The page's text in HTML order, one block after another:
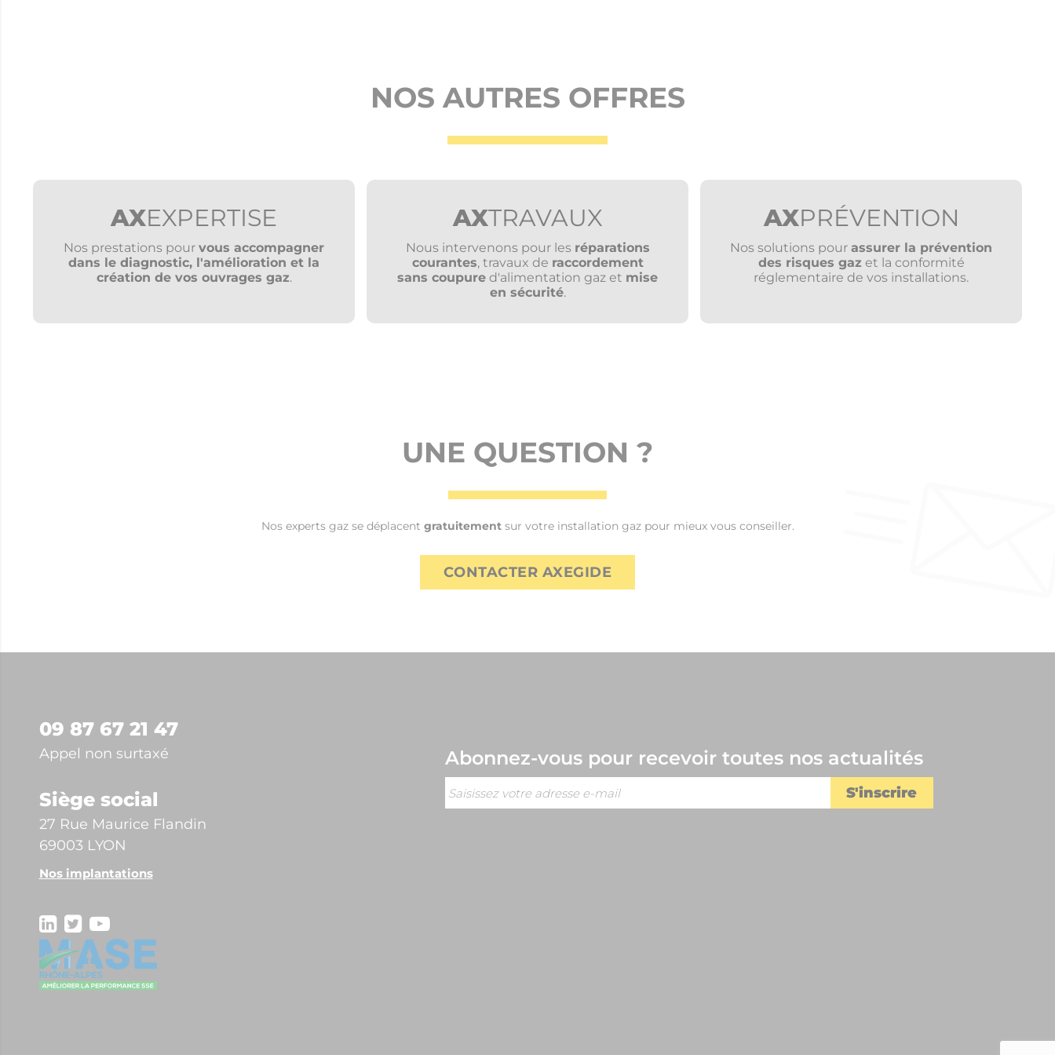
NOS AUTRES OFFRES
AXEXPERTISE
Nos prestations pour vous accompagner
dans le diagnostic, l'amélioration et la
création de vos ouvrages gaz.
AXTRAVAUX
Nous intervenons pour les réparations
courantes, travaux de raccordement
sans coupure d'alimentation gaz et mise
en sécurité.
AXPRÉVENTION
Nos solutions pour assurer la prévention
des risques gazet la conformité
réglementaire de vos installations.
UNE QUESTION ?
Nos experts gaz se déplacent gratuitementsur votre installation gaz pour mieux vous conseiller.
CONTACTER AXEGIDE
09 87 67 21 47
Appel non surtaxé
Siège social
27 Rue Maurice Flandin
69003 LYON
Nos implantations
Abonnez-vous pour recevoir toutes nos actualités